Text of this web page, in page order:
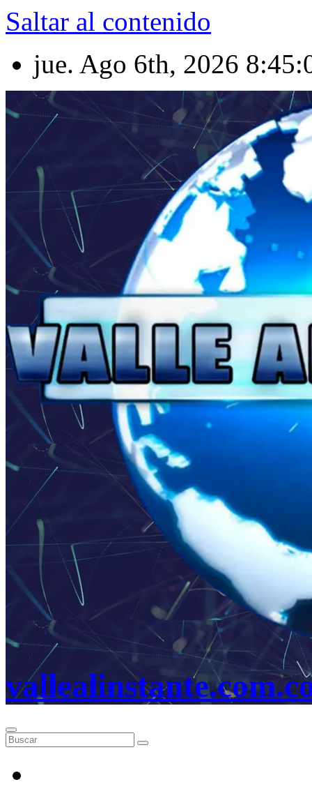
Saltar al contenido
jue. Ago 6th, 2026